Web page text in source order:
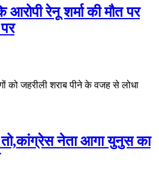
रेनू शर्मा की मौत पर
को जहरीली शराब पीने के वजह से लोधा
तो,कांग्रेस नेता आगा युनुस का